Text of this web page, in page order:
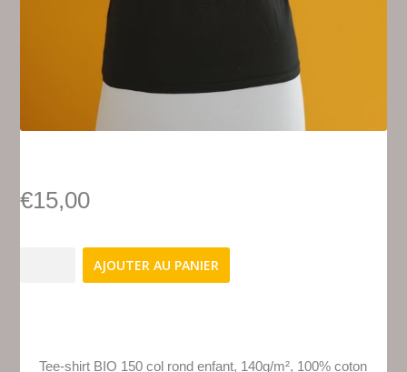
€15,00
Enfants
AJOUTER AU PANIER
Tee-shirt BIO 150 col rond enfant, 140g/m², 100% coton